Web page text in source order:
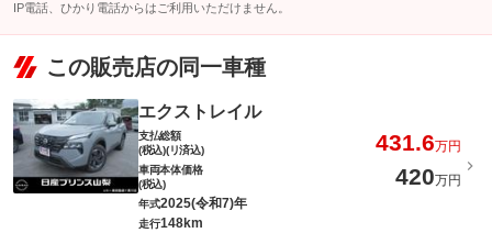
IP電話、ひかり電話からはご利用いただけません。
この販売店の同一車種
エクストレイル
支払総額
(税込)(リ済込)
431.6万円
車両本体価格
(税込)
420万円
年式2025(令和7)年
走行148km